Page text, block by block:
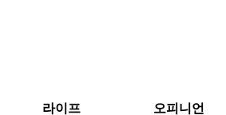
라이프 오피니언